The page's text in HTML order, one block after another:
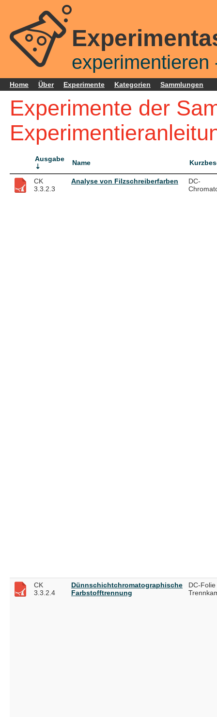
experimentieren
Home Über Experimente Kategorien Sammlungen
Experimente der
Ausgabe Name
CK
3.3.2.3
Analyse von Filzschreiberfarben
DC-
CK
3.3.2.4
Dünnschichtchromatographische
Farbstofftrennung
DC-